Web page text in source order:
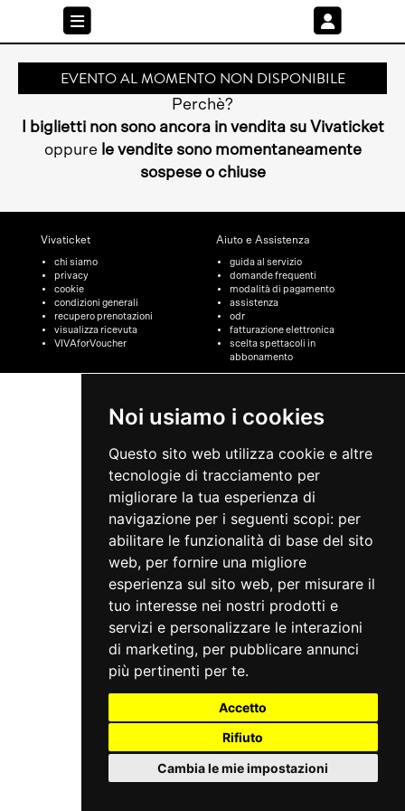
Noi usiamo i cookies
Questo sito web utilizza cookie e altre
tecnologie di tracciamento per
migliorare la tua esperienza di
navigazione per i seguenti scopi: per
abilitare le funzionalità di base del sito
web, per fornire una migliore
esperienza sul sito web, per misurare il
tuo interesse nei nostri prodotti e
servizi e personalizzare le interazioni
di marketing, per pubblicare annunci
più pertinenti per te.
Accetto
Rifiuto
Cambia le mie impostazioni
EVENTO AL MOMENTO NON DISPONIBILE
Perchè?
I biglietti non sono ancora in vendita su Vivaticket
oppure le vendite sono momentaneamente
sospese o chiuse
Vivaticket
chi siamo
privacy
cookie
condizioni generali
recupero prenotazioni
visualizza ricevuta
VIVAforVoucher
Aiuto e Assistenza
guida al servizio
domande frequenti
modalità di pagamento
assistenza
odr
fatturazione elettronica
scelta spettacoli in
abbonamento